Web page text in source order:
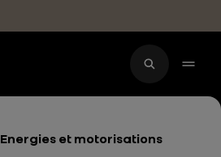
Energies et motorisations